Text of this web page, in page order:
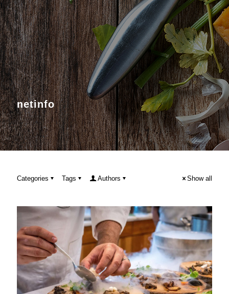
netinfo
Categories Tags Authors Show all